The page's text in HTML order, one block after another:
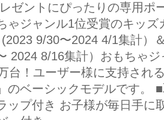
ゼントにぴったりの専用ポ
ゃジャンル1位受賞のキッ
9/30〜2024 4/1集計）
2024 8/16集計）おもちゃ
台！ユーザー様に支持され
のベーシックモデルです。
ップ付き お子様が毎日手に